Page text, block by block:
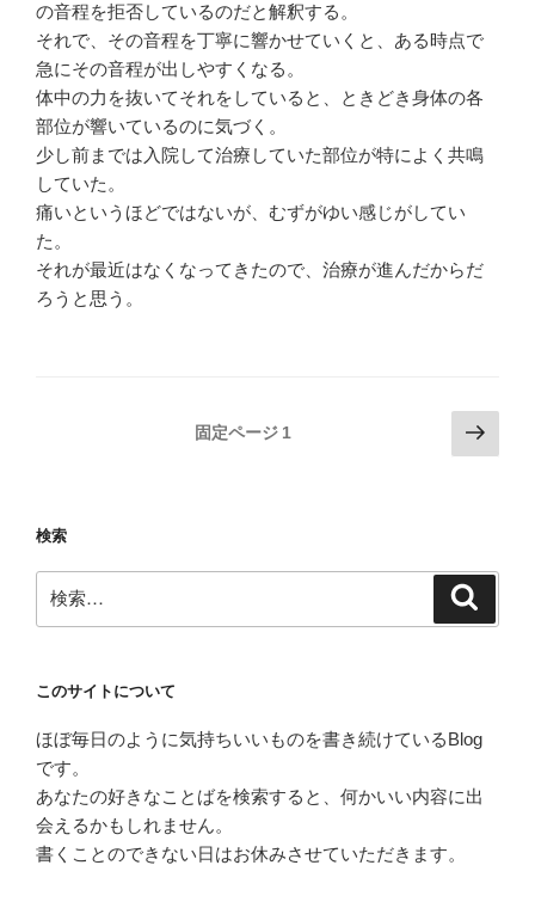
の音程を拒否しているのだと解釈する。
それで、その音程を丁寧に響かせていくと、ある時点で
急にその音程が出しやすくなる。
体中の力を抜いてそれをしていると、ときどき身体の各
部位が響いているのに気づく。
少し前までは入院して治療していた部位が特によく共鳴
していた。
痛いというほどではないが、むずがゆい感じがしてい
た。
それが最近はなくなってきたので、治療が進んだからだ
ろうと思う。
ペ
ジ
送
固定ページ 1
次
の
検索
索:
このサイトについて
ほぼ毎日のように気持ちいいものを書き続けているBlog
です。
あなたの好きなことばを検索すると、何かいい内容に出
会えるかもしれません。
書くことのできない日はお休みさせていただきます。